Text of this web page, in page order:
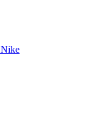
Nike